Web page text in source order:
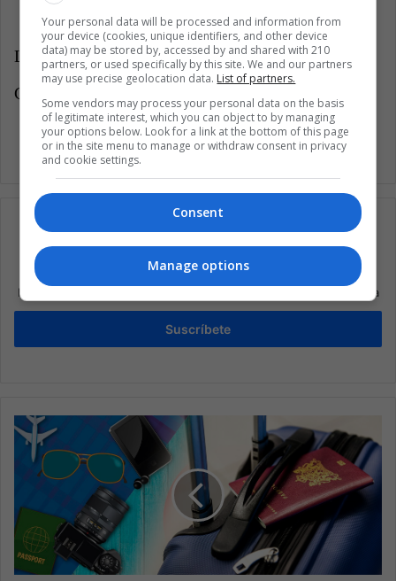
LatinAmerican Post | Pedro Bernal
Copy edited by Juliana Suárez
Suscríbete a nuestra lista de correos
Mantente informado sobre lo que está pasando en Latinoamérica
Suscríbete
Your personal data will be processed and information from
your device (cookies, unique identifiers, and other device
data) may be stored by, accessed by and shared with 210
partners, or used specifically by this site. We and our partners
may use precise geolocation data. List of partners.
Some vendors may process your personal data on the basis
of legitimate interest, which you can object to by managing
your options below. Look for a link at the bottom of this page
or in the site menu to manage or withdraw consent in privacy
and cookie settings.
Consent
Manage options